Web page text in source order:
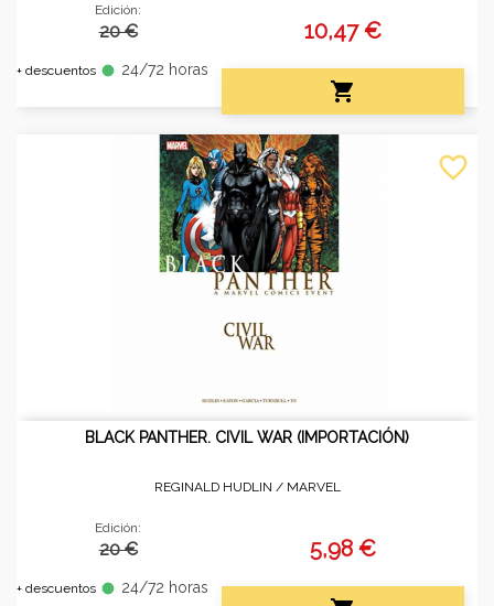
Edición:
20 €
+ descuentos fiber_manual_record 24/72 horas
10,47 €

BLACK PANTHER. CIVIL WAR (IMPORTACIÓN)
REGINALD HUDLIN / MARVEL
Edición:
20 €
+ descuentos fiber_manual_record 24/72 horas
5,98 €
favorite_border